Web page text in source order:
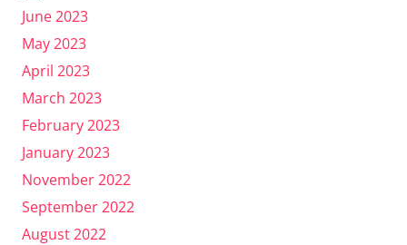
June 2023
May 2023
April 2023
March 2023
February 2023
January 2023
November 2022
September 2022
August 2022